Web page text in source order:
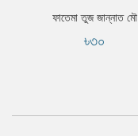
ফাতেমা তুজ জান্নাত মৌ
৳৩০